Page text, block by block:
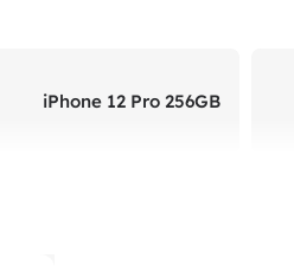
iPhone 12 Pro 256GB